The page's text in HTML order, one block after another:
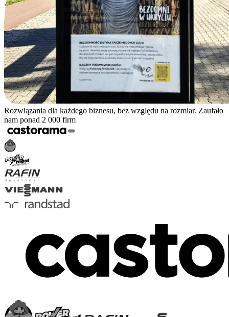
Rozwiązania dla każdego biznesu, bez względu na rozmiar. Zaufało
nam ponad 2 000 firm